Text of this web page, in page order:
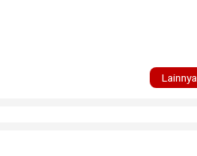
Lainnya